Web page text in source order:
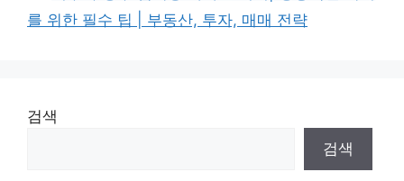
를 위한 필수 팁 | 부동산, 투자, 매매 전략
검색
검색